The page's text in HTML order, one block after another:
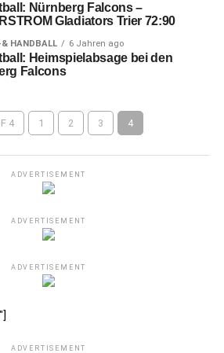
Nürnberg Falcons –
Gladiators Trier 72:90
HANDBALL 6 Jahren ago
Heimspielabsage bei den
Falcons
4 1 2 3 4
ADVERTISEMENT
ADVERTISEMENT
ADVERTISEMENT
ADVERTISEMENT